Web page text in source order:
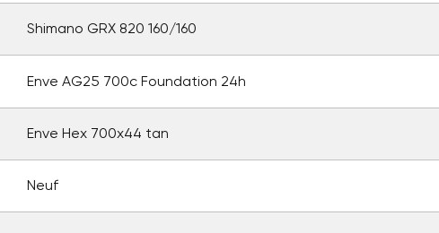
Ajouter à ma liste d'envies
add_circle_outline
Nom de la liste d'envies
d'envies.
Shimano GRX 820 160/160
Enve AG25 700c Foundation 24h
Enve Hex 700x44 tan
Neuf